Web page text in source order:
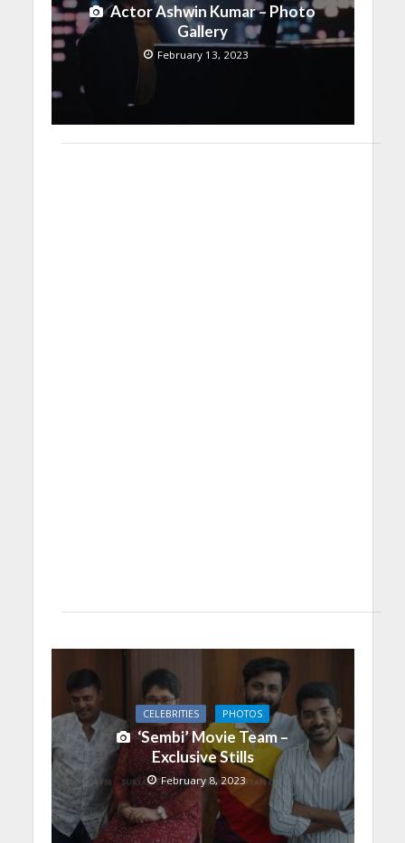
Actor Ashwin Kumar – Photo
Gallery
February 13, 2023
CELEBRITIES PHOTOS
‘Sembi’ Movie Team –
Exclusive Stills
February 8, 2023